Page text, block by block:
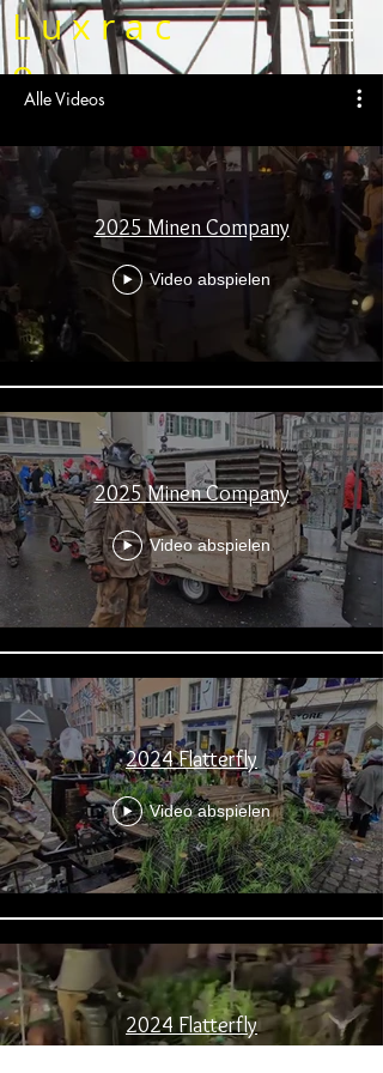
L u x r a c
o
Alle Videos
2025 Minen Company
Video abspielen
2025 Minen Company
Video abspielen
2024 Flatterfly
Video abspielen
2024 Flatterfly